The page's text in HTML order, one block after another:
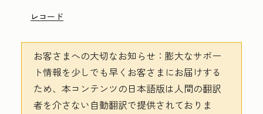
レコード
お客さまへの大切なお知らせ ：膨大なサポー
ト情報を少しでも早くお客さまにお届けする
ため、本コンテンツの日本語版は人間の翻訳
者を介さない自動翻訳で提供されておりま